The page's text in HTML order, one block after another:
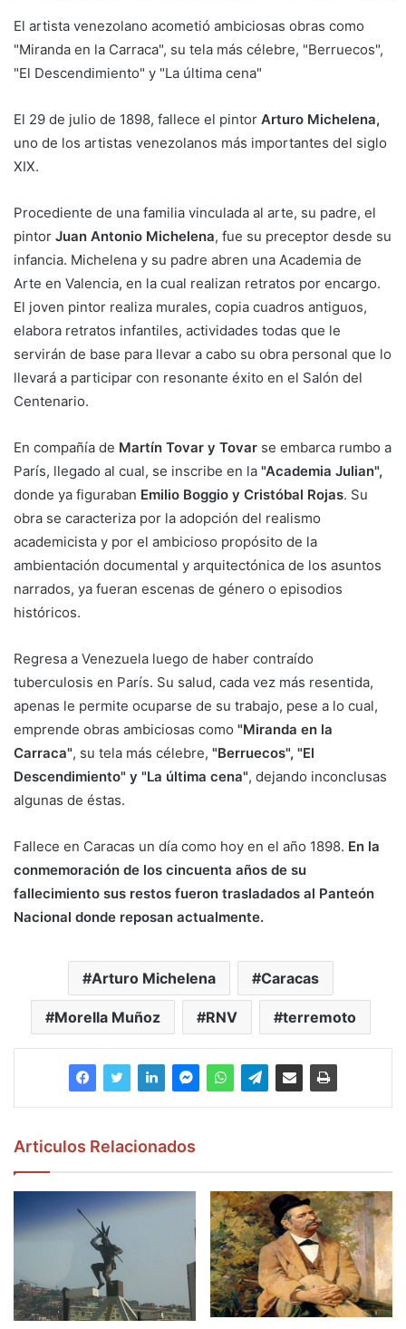
El artista venezolano acometió ambiciosas obras como
"Miranda en la Carraca", su tela más célebre, "Berruecos",
"El Descendimiento" y "La última cena"
El 29 de julio de 1898, fallece el pintor Arturo Michelena,
uno de los artistas venezolanos más importantes del siglo
XIX.
Procediente de una familia vinculada al arte, su padre, el
pintor Juan Antonio Michelena, fue su preceptor desde su
infancia. Michelena y su padre abren una Academia de
Arte en Valencia, en la cual realizan retratos por encargo.
El joven pintor realiza murales, copia cuadros antiguos,
elabora retratos infantiles, actividades todas que le
servirán de base para llevar a cabo su obra personal que lo
llevará a participar con resonante éxito en el Salón del
Centenario.
En compañía de Martín Tovar y Tovar se embarca rumbo a
París, llegado al cual, se inscribe en la "Academia Julian",
donde ya figuraban Emilio Boggio y Cristóbal Rojas. Su
obra se caracteriza por la adopción del realismo
academicista y por el ambicioso propósito de la
ambientación documental y arquitectónica de los asuntos
narrados, ya fueran escenas de género o episodios
históricos.
Regresa a Venezuela luego de haber contraído
tuberculosis en París. Su salud, cada vez más resentida,
apenas le permite ocuparse de su trabajo, pese a lo cual,
emprende obras ambiciosas como "Miranda en la
Carraca", su tela más célebre, "Berruecos", "El
Descendimiento" y "La última cena", dejando inconclusas
algunas de éstas.
Fallece en Caracas un día como hoy en el año 1898. En la
conmemoración de los cincuenta años de su
fallecimiento sus restos fueron trasladados al Panteón
Nacional donde reposan actualmente.
Arturo Michelena Caracas
Morella Muñoz RNV terremoto
Articulos Relacionados